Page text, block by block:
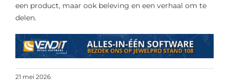
een product, maar ook beleving en een verhaal om te
delen.
21 mei 2026